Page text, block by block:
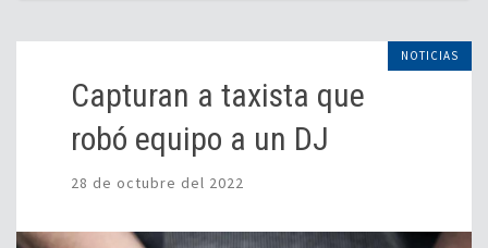
NOTICIAS
Capturan a taxista que
robó equipo a un DJ
28 de octubre del 2022